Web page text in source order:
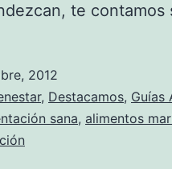
te contamos
2012
, Destacamos, Guías
sana, alimentos